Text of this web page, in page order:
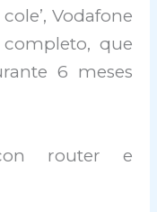
Vodafone
que
6 meses
router e